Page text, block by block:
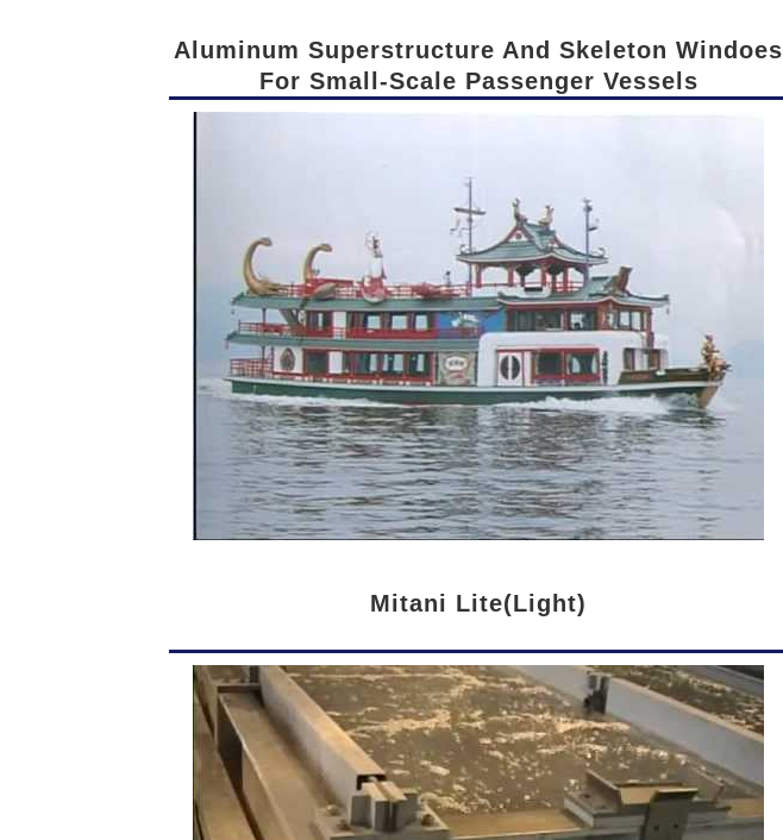
Aluminum Superstructure And Skeleton Windoes
For Small-Scale Passenger Vessels
Mitani Lite(Light)